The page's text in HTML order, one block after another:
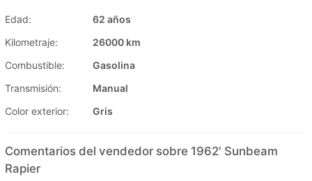
Edad:
62 años
Kilometraje:
26000 km
Combustible:
Gasolina
Transmisión:
Manual
Color exterior:
Gris
Comentarios del vendedor sobre 1962' Sunbeam
Rapier